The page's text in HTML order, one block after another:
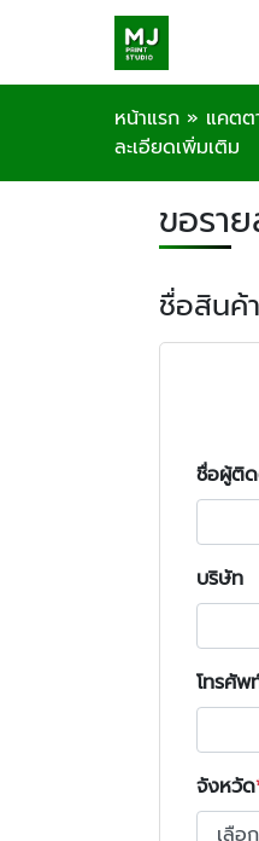
หน้าแรก » แคตต
ละเอียดเพิ่มเติม
ขอรา
ชื่อสินค้
ชื่อผู้ติ
บริษัท
โทรศัพ
จังหวัด